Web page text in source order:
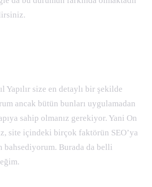
Yapılır size en detaylı bir şekilde
ancak bütün bunları uygulamadan
sahip olmanız gerekiyor. Yani On
site içindeki birçok faktörün SEO’ya
bahsediyorum. Burada da belli